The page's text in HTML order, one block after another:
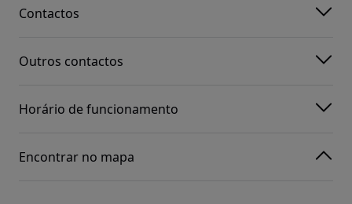
Contactos
Outros contactos
Horário de funcionamento
Encontrar no mapa